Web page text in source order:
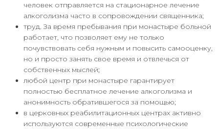
человек отправляется на стационарное лечение
алкоголизма часто в сопровождении священника;
труд. За время пребывания при монастыре больной
работает, что позволяет ему не только
почувствовать себя нужным и повысить самооценку,
но и просто занять свое время и отвлечься от
собственных мыслей;
любой центр при монастыре гарантирует
полностью бесплатное лечение алкоголизма и
анонимность обратившегося за помощью;
в церковных реабилитационных центрах активно
используются современные психологические